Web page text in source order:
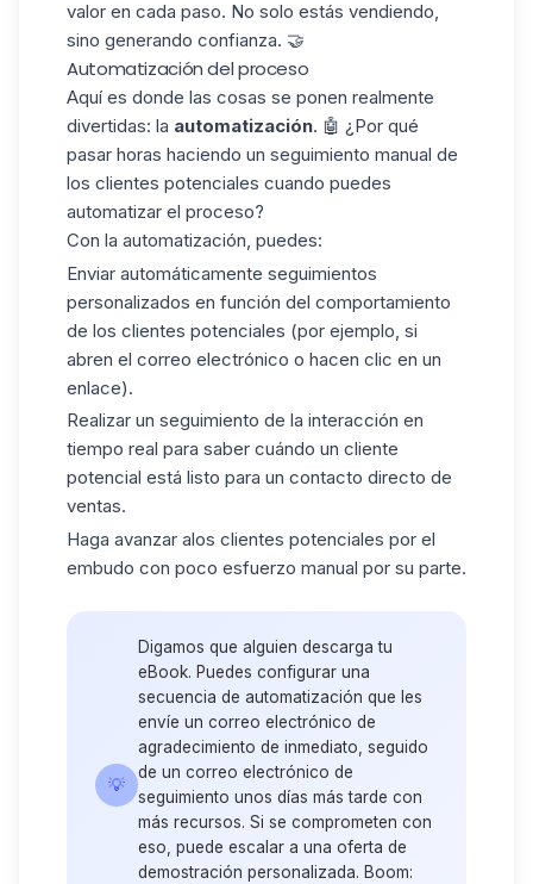
valor en cada paso. No solo estás vendiendo,
sino generando confianza. 🤝
Automatización del proceso
Aquí es donde las cosas se ponen realmente
divertidas: la automatización. 🤖 ¿Por qué
pasar horas haciendo un seguimiento manual de
los clientes potenciales cuando puedes
automatizar el proceso?
Con la automatización, puedes:
Enviar automáticamente seguimientos
personalizados en función del comportamiento
de los clientes potenciales (por ejemplo, si
abren el correo electrónico o hacen clic en un
enlace).
Realizar un seguimiento de la interacción en
tiempo real para saber cuándo un cliente
potencial está listo para un contacto directo de
ventas.
Haga avanzar alos clientes potenciales por el
embudo con poco esfuerzo manual por su parte.
💡
Digamos que alguien descarga tu
eBook. Puedes configurar una
secuencia de automatización que les
envíe un correo electrónico de
agradecimiento de inmediato, seguido
de un correo electrónico de
seguimiento unos días más tarde con
más recursos. Si se comprometen con
eso, puede escalar a una oferta de
demostración personalizada. Boom: